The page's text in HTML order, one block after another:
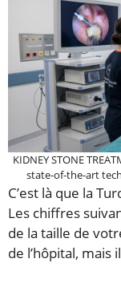
KIDNEY STONE
state-of-the-art
C’est là que la
Les chiffres
de la taille de
de l’hôpital, mais